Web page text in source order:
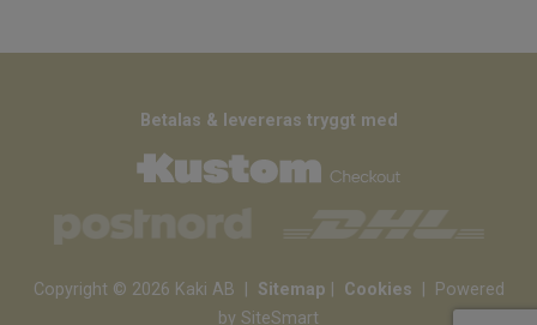
Betalas & levereras tryggt med
Copyright © 2026 Kaki AB Sitemap Cookies | Powered
by SiteSmart